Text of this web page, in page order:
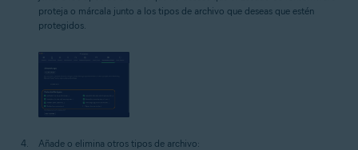
proteja o márcala junto a los tipos de archivo que deseas que estén
protegidos.
Añade o elimina otros tipos de archivo: